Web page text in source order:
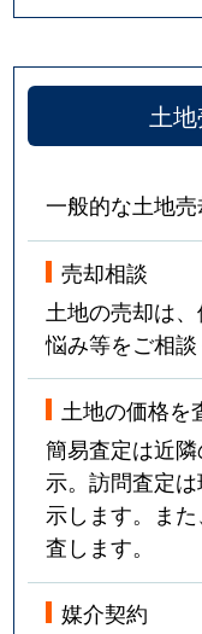
土
一般的な土地売
売却相談
土地の売却は
悩み等をご相談
土地の価格を
簡易査定は近
示。訪問査定
示します。ま
査します。
媒介契約